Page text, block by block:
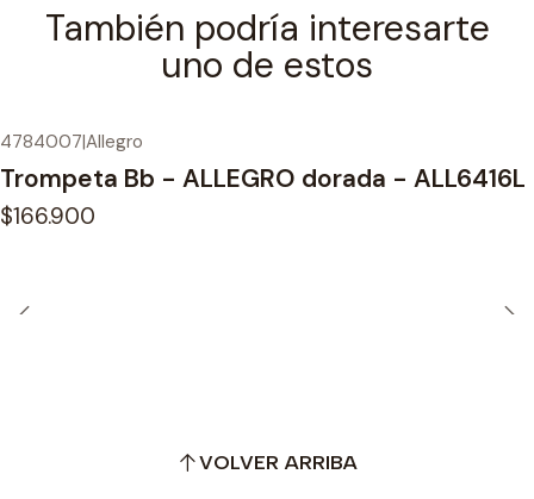
También podría interesarte
uno de estos
4784007|Allegro
Trompeta Bb - ALLEGRO dorada - ALL6416L
$166.900
VOLVER ARRIBA